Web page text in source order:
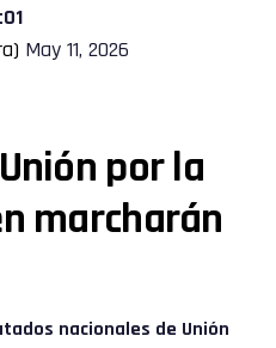
May 11, 2026
por la
marcharán
nacionales de Unión